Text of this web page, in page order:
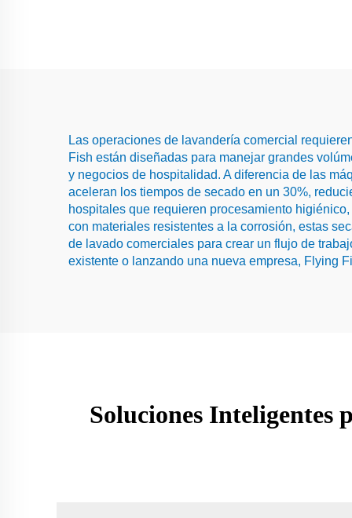
Las operaciones de lavandería comercial
Fish están diseñadas para manejar grandes
y negocios de hospitalidad. A diferencia de las
aceleran los tiempos de secado en un 30%,
hospitales que requieren procesamiento
con materiales resistentes a la corrosión, estas
de lavado comerciales para crear un flujo de
existente o lanzando una nueva empresa, Flying
Soluciones Inteligentes